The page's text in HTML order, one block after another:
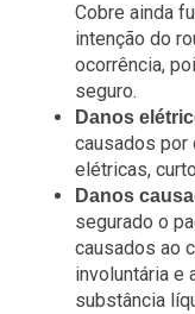
Cobre ainda
intenção do
ocorrência,
seguro.
Danos
causados por
elétricas,
Danos
segurado o
causados ao
involuntária e
substância